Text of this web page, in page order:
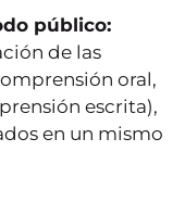
público:
de las
oral,
escrita),
en un mismo